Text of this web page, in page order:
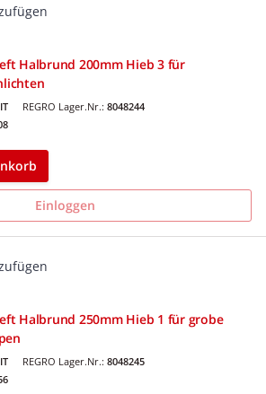
Halbrund 200mm Hieb 3 für
REGRO Lager.Nr.: 8048244
Einloggen
Halbrund 250mm Hieb 1 für grobe
REGRO Lager.Nr.: 8048245